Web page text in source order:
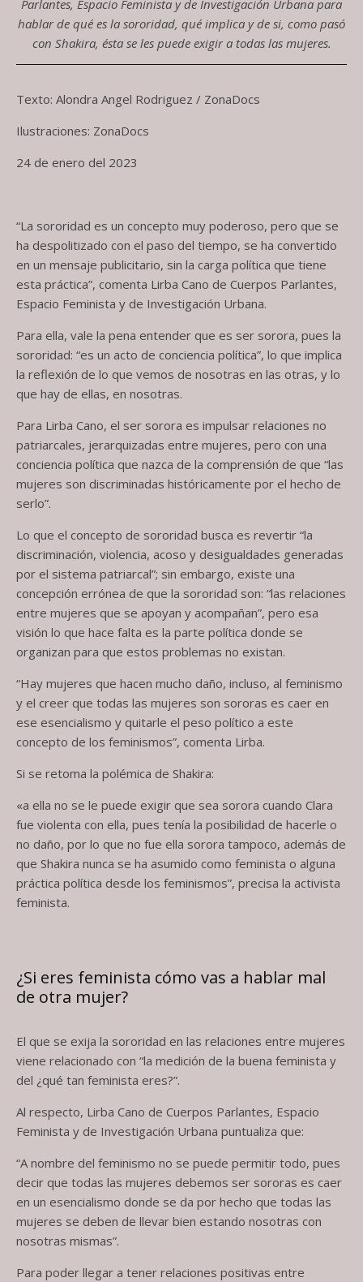
Parlantes, Espacio Feminista y de Investigación Urbana para
hablar de qué es la sororidad, qué implica y de si, como pasó
con Shakira, ésta se les puede exigir a todas las mujeres.
Texto: Alondra Angel Rodriguez / ZonaDocs
Ilustraciones: ZonaDocs
24 de enero del 2023
“La sororidad es un concepto muy poderoso, pero que se
ha despolitizado con el paso del tiempo, se ha convertido
en un mensaje publicitario, sin la carga política que tiene
esta práctica”, comenta Lirba Cano de Cuerpos Parlantes,
Espacio Feminista y de Investigación Urbana.
Para ella, vale la pena entender que es ser sorora, pues la
sororidad: “es un acto de conciencia política”, lo que implica
la reflexión de lo que vemos de nosotras en las otras, y lo
que hay de ellas, en nosotras.
Para Lirba Cano, el ser sorora es impulsar relaciones no
patriarcales, jerarquizadas entre mujeres, pero con una
conciencia política que nazca de la comprensión de que “las
mujeres son discriminadas históricamente por el hecho de
serlo”.
Lo que el concepto de sororidad busca es revertir “la
discriminación, violencia, acoso y desigualdades generadas
por el sistema patriarcal”; sin embargo, existe una
concepción errónea de que la sororidad son: “las relaciones
entre mujeres que se apoyan y acompañan”, pero esa
visión lo que hace falta es la parte política donde se
organizan para que estos problemas no existan.
“Hay mujeres que hacen mucho daño, incluso, al feminismo
y el creer que todas las mujeres son sororas es caer en
ese esencialismo y quitarle el peso político a este
concepto de los feminismos”, comenta Lirba.
Si se retoma la polémica de Shakira:
«a ella no se le puede exigir que sea sorora cuando Clara
fue violenta con ella, pues tenía la posibilidad de hacerle o
no daño, por lo que no fue ella sorora tampoco, además de
que Shakira nunca se ha asumido como feminista o alguna
práctica política desde los feminismos”, precisa la activista
feminista.
¿Si eres feminista cómo vas a hablar mal
de otra mujer?
El que se exija la sororidad en las relaciones entre mujeres
viene relacionado con “la medición de la buena feminista y
del ¿qué tan feminista eres?”.
Al respecto, Lirba Cano de Cuerpos Parlantes, Espacio
Feminista y de Investigación Urbana puntualiza que:
“A nombre del feminismo no se puede permitir todo, pues
decir que todas las mujeres debemos ser sororas es caer
en un esencialismo donde se da por hecho que todas las
mujeres se deben de llevar bien estando nosotras con
nosotras mismas”.
Para poder llegar a tener relaciones positivas entre